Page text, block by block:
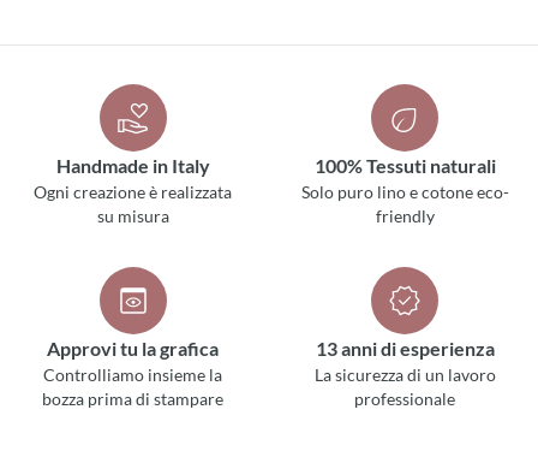
Handmade in Italy
Ogni creazione è realizzata
su misura
100% Tessuti naturali
Solo puro lino e cotone eco-
friendly
Approvi tu la grafica
Controlliamo insieme la
bozza prima di stampare
13 anni di esperienza
La sicurezza di un lavoro
professionale